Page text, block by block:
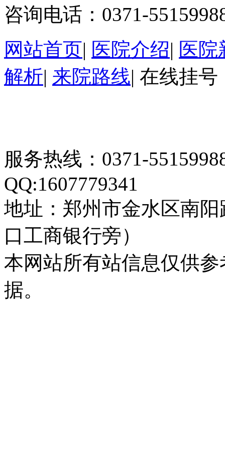
咨询电话：0371-
网站首页| 医院介绍| 医院
解析| 来院路线| 在线挂号
服务热线：0371-
QQ:1607779341
地址：郑州市金水区南
口工商银行旁）
本网站所有站信息仅供
据。